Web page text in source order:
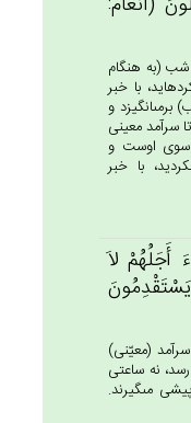
(به هنگام
با خبر
و
سرآمد معينى
سوى اوست و
با خبر
أَجَلُهُم‌ْ لاَ
(معيّنى)
نه ساعتى
مى‏گيرند.